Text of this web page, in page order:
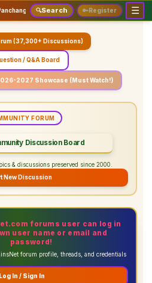
▾ Vaidhikam & Sastram▾
🔍Search 🔑Register ☰
(37,300+ Discussions)
/ Q&A Board
2027 Showcase (Must Watch!)
FORUM
Discussion Board
& discussions preserved since 2000.
New Discussion
forums user can log in
user name or email and
password!
forum profile, threads, and credentials
In / Sign In